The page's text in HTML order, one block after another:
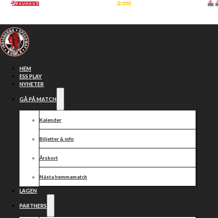
Hoppa till huvudinnehåll
HEM
ESS PLAY
NYHETER
GÅ PÅ MATCH
Kalender
Biljetter & info
Årskort
Nästa hemmamatch
LAGEN
PARTNERS
Månadsmöte